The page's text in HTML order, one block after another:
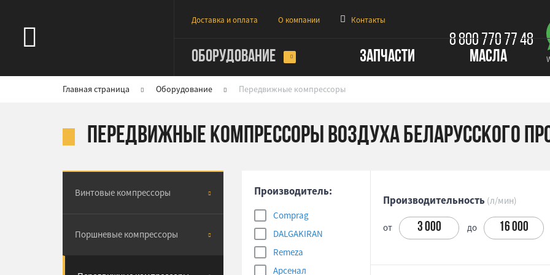
Доставка и оплата О компании Контакты
8 800 770 77 48
ОБОРУДОВАНИЕ ЗАПЧАСТИ МАСЛА
Главная страница Оборудование Передвижные компрессоры
Передвижные компрессоры воздуха беларусского
Винтовые компрессоры
Поршневые компрессоры
Производитель:
Comprag
DALGAKIRAN
Remeza
Арсенал
Производительность (л/мин)
от до